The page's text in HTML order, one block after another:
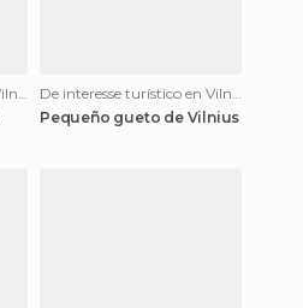
De interesse turístico en Vilnius
De interesse turístico en Vilnius
Pequeño gueto de Vilnius